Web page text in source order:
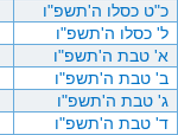
כ"ט כסלו ה'תשפ"ו
ל' כסלו ה'תשפ"ו
א' טבת ה'תשפ"ו
ב' טבת ה'תשפ"ו
ג' טבת ה'תשפ"ו
ד' טבת ה'תשפ"ו